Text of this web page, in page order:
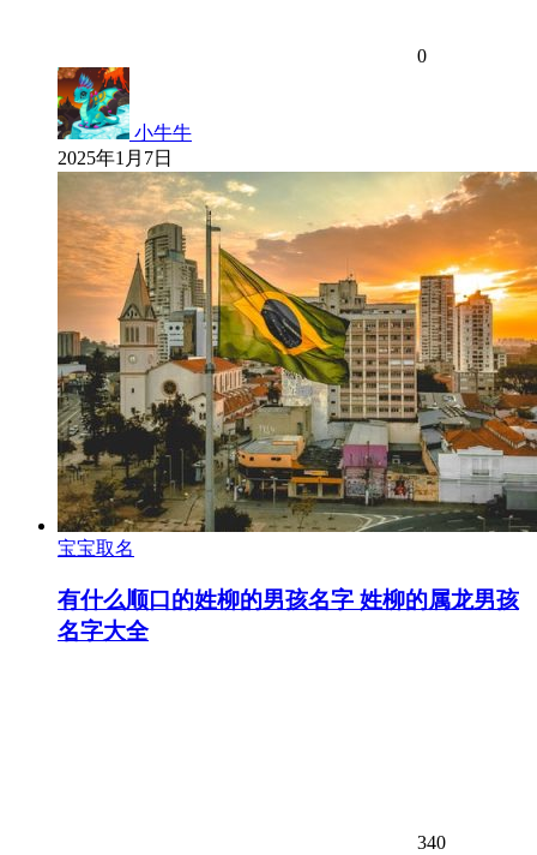
0
小牛牛
2025年1月7日
宝宝取名
有什么顺口的姓柳的男孩名字 姓柳的属龙男孩
名字大全
340